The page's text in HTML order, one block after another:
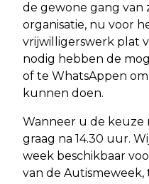
de gewone gang van
organisatie, nu voor
vrijwilligerswerk plat
nodig hebben de
of te WhatsAppen
kunnen doen.
Wanneer u de keuze
graag na 14.30 uur.
week beschikbaar
van de